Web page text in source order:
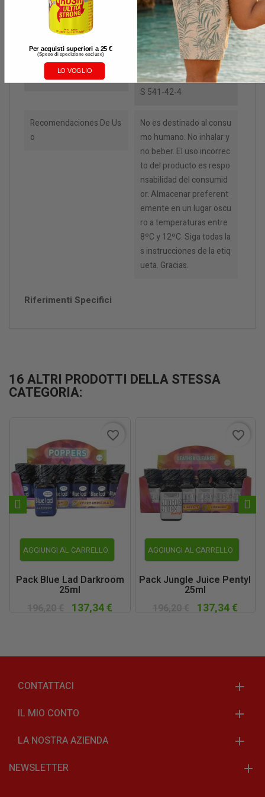
Cleaner
Contenuto 25ml x 18 botellas
Composizione
Nitrito de isopropilo - CA
S 541-42-4
Recomendaciones De Us
O
No es destinado al consu
mo humano. No inhalar y
no beber. El uso incorrec
to del producto es respo
nsabilidad del consumid
or. Almacenar preferent
emente en un lugar oscu
ro a temperaturas entre
8ºC y 12ºC. Siga todas la
s instrucciones de la etiq
ueta. Gracias.
Riferimenti Specifici
16 ALTRI PRODOTTI DELLA STESSA
CATEGORIA:
AGGIUNGI AL CARRELLO
Pack Blue Lad Darkroom
25ml
137,34 €
favorite_border
AGGIUNGI AL CARRELLO
Pack Jungle Juice Pentyl
25ml
137,34 €
favorite_border
CONTATTACI
IL MIO CONTO
LA NOSTRA AZIENDA
NEWSLETTER
Per acquisti superiori a 25 €
(Spese di spedizione escluse)
LO VOGLIO